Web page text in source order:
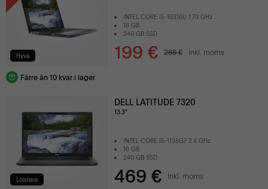
Hyvä
INTEL CORE I5-10310U 1.70 GHz
16 GB
240 GB SSD
199 € 269 € Inkl. moms
Färre än 10 kvar i lager
Loistava
DELL LATITUDE 7320
13.3"
INTEL CORE I5-1135G7 2.4 GHz
16 GB
240 GB SSD
469 € Inkl. moms